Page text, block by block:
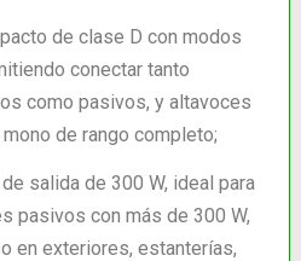
de clase D con modos
conectar tanto
como pasivos, y altavoces
de rango completo;
salida de 300 W, ideal para
pasivos con más de 300 W,
en exteriores, estanterías,